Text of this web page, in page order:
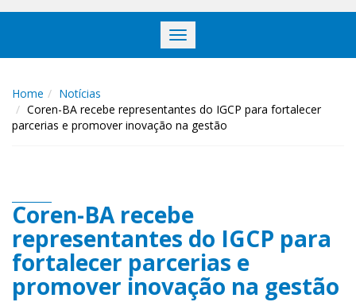
Toggle
navigation
Home
Notícias
Coren-BA recebe representantes do IGCP para fortalecer
parcerias e promover inovação na gestão
Coren-BA recebe
representantes do IGCP para
fortalecer parcerias e
promover inovação na gestão